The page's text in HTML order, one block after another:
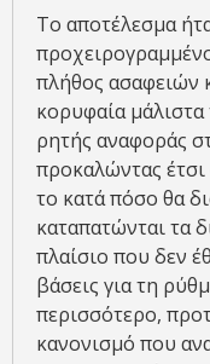
Το αποτέλεσμα
πλήθος ασαφειών
κορυφαία
ρητής αναφοράς
προκαλώντας έτσι
το κατά πόσο θα
καταπατώνται τα
πλαίσιο που δεν
βάσεις για τη
περισσότερο,
κανονισμό που